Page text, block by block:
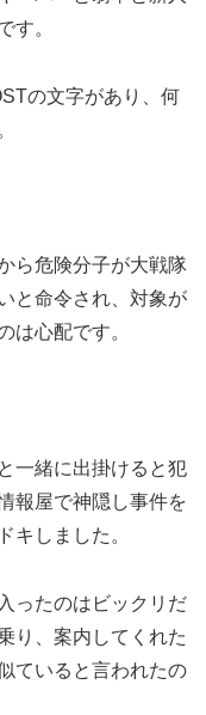
す。
の文字があり、何
ら危険分子が大戦隊
と命令され、対象が
は心配です。
一緒に出掛けると犯
報屋で神隠し事件を
キしました。
ったのはビックリだ
り、案内してくれた
ていると言われたの